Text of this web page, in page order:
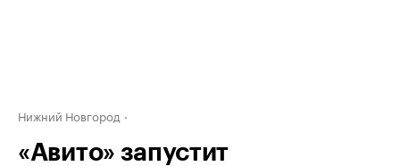
Нижний Новгород
«Авито» запустит